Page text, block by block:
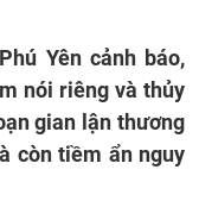
Yên cảnh báo,
nói riêng và thủy
gian lận thương
còn tiềm ẩn nguy